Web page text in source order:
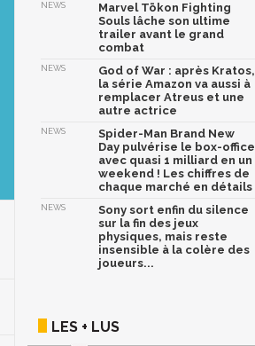
NEWS
Marvel Tōkon Fighting
Souls lâche son ultime
trailer avant le grand
combat
NEWS
God of War : après Kratos,
la série Amazon va aussi à
remplacer Atreus et une
autre actrice
NEWS
Spider-Man Brand New
Day pulvérise le box-office
avec quasi 1 milliard en un
weekend ! Les chiffres de
chaque marché en détails
NEWS
Sony sort enfin du silence
sur la fin des jeux
physiques, mais reste
insensible à la colère des
joueurs...
LES + LUS